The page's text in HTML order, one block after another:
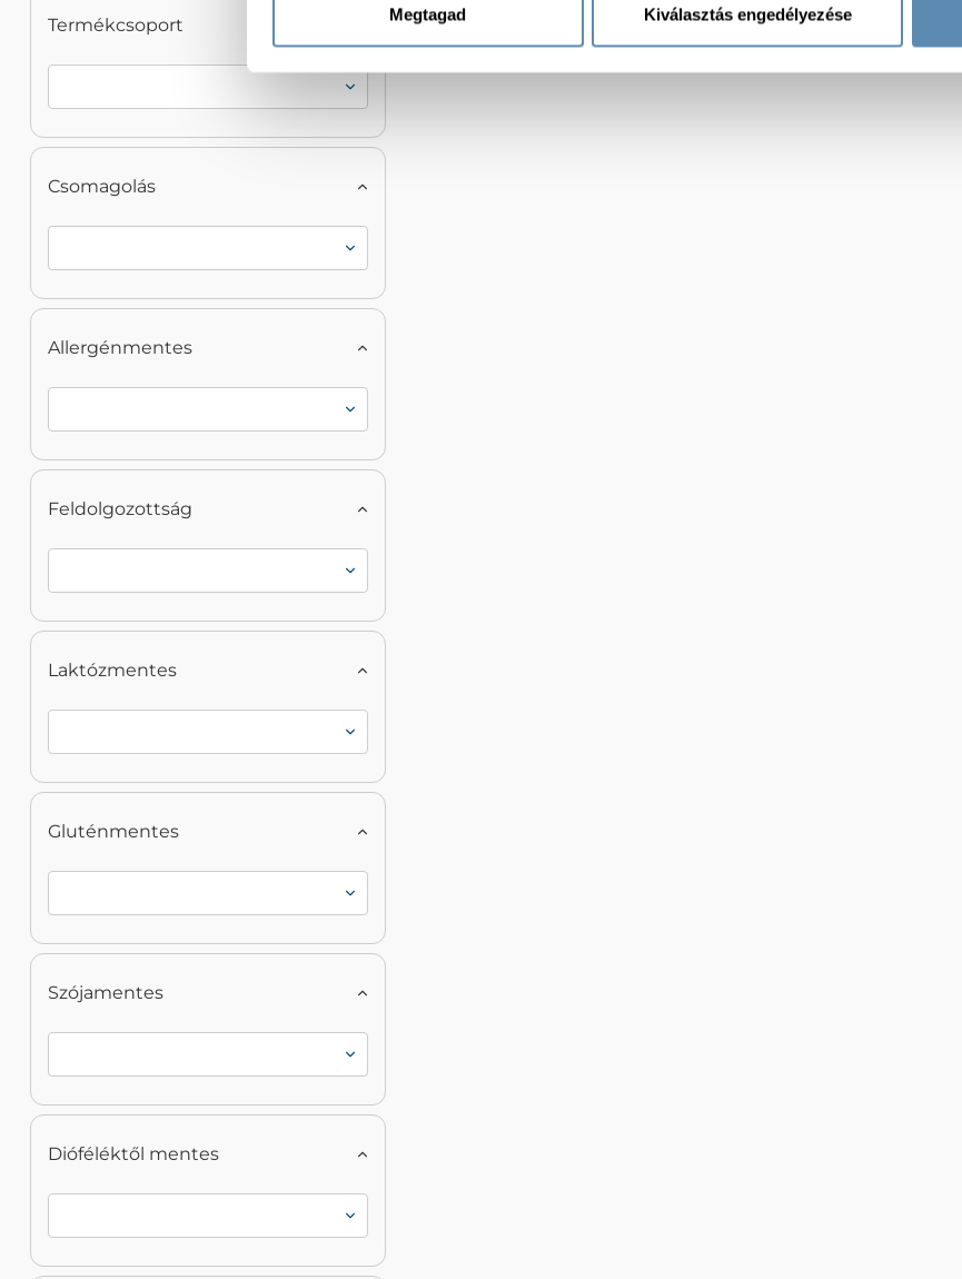
Megtagad Kiválasztás engedélyezése
Termékcsoport
Csomagolás
Allergénmentes
Feldolgozottság
Laktózmentes
Gluténmentes
Szójamentes
Dióféléktől mentes